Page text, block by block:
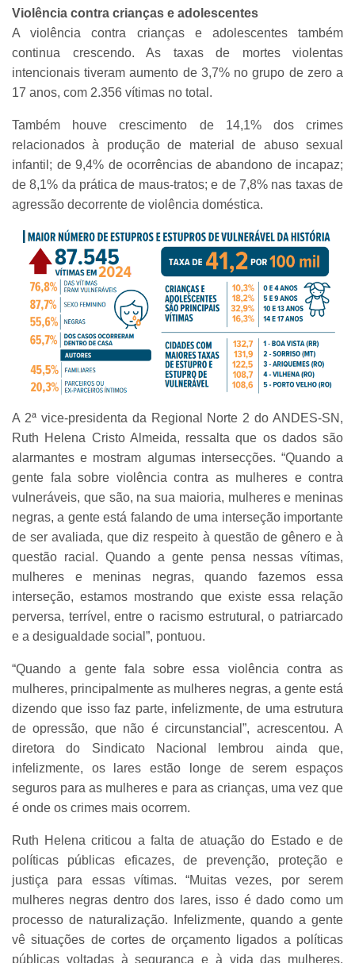
Violência contra crianças e adolescentes
A violência contra crianças e adolescentes também
continua crescendo. As taxas de mortes violentas
intencionais tiveram aumento de 3,7% no grupo de zero a
17 anos, com 2.356 vítimas no total.
Também houve crescimento de 14,1% dos crimes
relacionados à produção de material de abuso sexual
infantil; de 9,4% de ocorrências de abandono de incapaz;
de 8,1% da prática de maus-tratos; e de 7,8% nas taxas de
agressão decorrente de violência doméstica.
A 2ª vice-presidenta da Regional Norte 2 do ANDES-SN,
Ruth Helena Cristo Almeida, ressalta que os dados são
alarmantes e mostram algumas intersecções. “Quando a
gente fala sobre violência contra as mulheres e contra
vulneráveis, que são, na sua maioria, mulheres e meninas
negras, a gente está falando de uma interseção importante
de ser avaliada, que diz respeito à questão de gênero e à
questão racial. Quando a gente pensa nessas vítimas,
mulheres e meninas negras, quando fazemos essa
interseção, estamos mostrando que existe essa relação
perversa, terrível, entre o racismo estrutural, o patriarcado
e a desigualdade social”, pontuou.
“Quando a gente fala sobre essa violência contra as
mulheres, principalmente as mulheres negras, a gente está
dizendo que isso faz parte, infelizmente, de uma estrutura
de opressão, que não é circunstancial”, acrescentou. A
diretora do Sindicato Nacional lembrou ainda que,
infelizmente, os lares estão longe de serem espaços
seguros para as mulheres e para as crianças, uma vez que
é onde os crimes mais ocorrem.
Ruth Helena criticou a falta de atuação do Estado e de
políticas públicas eficazes, de prevenção, proteção e
justiça para essas vítimas. “Muitas vezes, por serem
mulheres negras dentro dos lares, isso é dado como um
processo de naturalização. Infelizmente, quando a gente
vê situações de cortes de orçamento ligados a políticas
públicas voltadas à segurança e à vida das mulheres,